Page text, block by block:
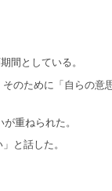
間としている。
のために「自らの意
重ねられた。
と話した。